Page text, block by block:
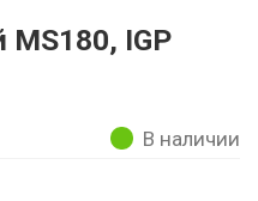
IGP
В наличии